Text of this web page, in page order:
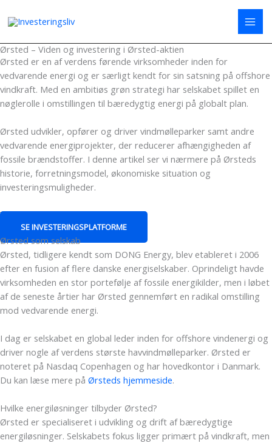
Ørsted – Viden og investering i Ørsted-aktien
Ørsted er en af verdens førende virksomheder inden for
vedvarende energi og er særligt kendt for sin satsning på offshore
vindkraft. Med en ambitiøs grøn strategi har selskabet spillet en
nøglerolle i omstillingen til bæredygtig energi på globalt plan.
Ørsted udvikler, opfører og driver vindmølleparker samt andre
vedvarende energiprojekter, der reducerer afhængigheden af
fossile brændstoffer. I denne artikel ser vi nærmere på Ørsteds
historie, forretningsmodel, økonomiske situation og
investeringsmuligheder.
VIl du investere i C25-aktier?
SE INVESTERINGSPLATFORME
Ørsted som selskab
Ørsted, tidligere kendt som DONG Energy, blev etableret i 2006
efter en fusion af flere danske energiselskaber. Oprindeligt havde
virksomheden en stor portefølje af fossile energikilder, men i løbet
af de seneste årtier har Ørsted gennemført en radikal omstilling
mod vedvarende energi.
I dag er selskabet en global leder inden for offshore vindenergi og
driver nogle af verdens største havvindmølleparker. Ørsted er
noteret på Nasdaq Copenhagen og har hovedkontor i Danmark.
Du kan læse mere på Ørsteds hjemmeside.
Hvilke energiløsninger tilbyder Ørsted?
Ørsted er specialiseret i udvikling og drift af bæredygtige
energiløsninger. Selskabets fokus ligger primært på vindkraft, men